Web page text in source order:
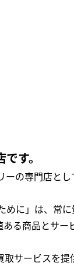
す。
の専門店と
に」は、常
る商品とサ
サービスを